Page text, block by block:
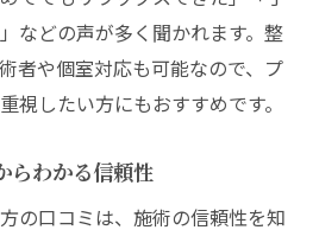
などの声が多く聞かれます。整
者や個室対応も可能なので、プ
視したい方にもおすすめです。
らわかる信頼性
の口コミは、施術の信頼性を知